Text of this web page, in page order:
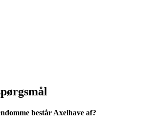
består Axelhave af?